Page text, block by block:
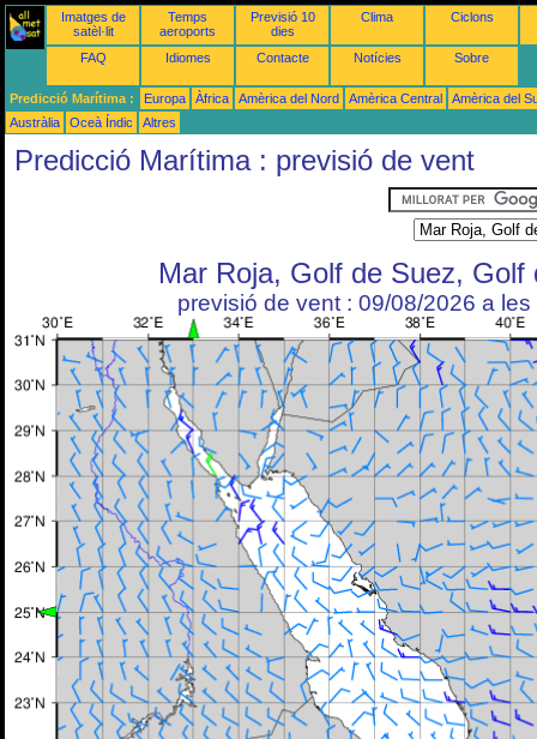
Imatges de
satèl·lit
Temps
aeroports
Previsió 10
dies
Clima Ciclons
FAQ Idiomes Contacte Notícies Sobre
Predicció Marítima : Europa Àfrica Amèrica del Nord Amèrica Central
Amèrica del
Austràlia
Oceà Índic Altres
Predicció Marítima : previsió de vent
Mar Roja, Golf de Suez, Golf
previsió de vent : 09/08/2026 a les